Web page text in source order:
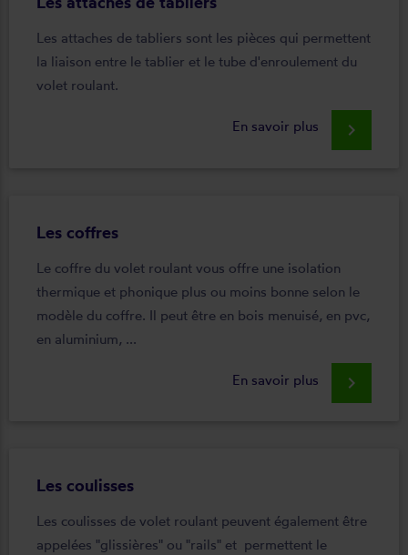
Les attaches de tabliers sont les pièces qui permettent
la liaison entre le tablier et le tube d'enroulement du
volet roulant.
En savoir plus keyboard_arrow_right
Les coffres
Le coffre du volet roulant vous offre une isolation
thermique et phonique plus ou moins bonne selon le
modèle du coffre. Il peut être en bois menuisé, en pvc,
en aluminium, ...
En savoir plus keyboard_arrow_right
Les coulisses
Les coulisses de volet roulant peuvent également être
appelées "glissières" ou "rails" et permettent le